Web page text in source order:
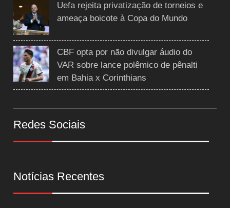
Uefa rejeita privatização de torneios e
ameaça boicote à Copa do Mundo
CBF opta por não divulgar áudio do
VAR sobre lance polêmico de pênalti
em Bahia x Corinthians
Redes Sociais
Notícias Recentes